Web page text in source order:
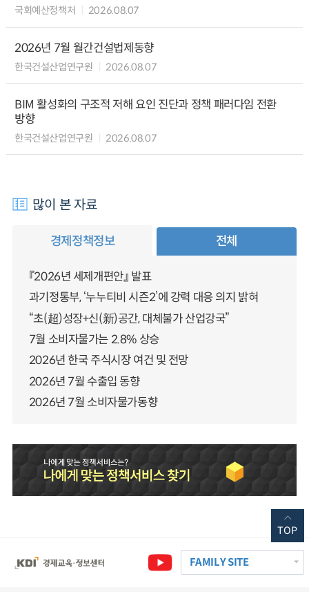
국회예산정책처 2026.08.07
2026년 7월 월간건설법제동향
한국건설산업연구원 2026.08.07
BIM 활성화의 구조적 저해 요인 진단과 정책 패러다임 전환
방향
한국건설산업연구원 2026.08.07
많이 본 자료
경제정책정보 전체
『2026년 세제개편안』 발표
과기정통부, ‘누누티비 시즌2’에 강력 대응 의지 밝혀
“초(超)성장+신(新)공간, 대체불가 산업강국”
7월 소비자물가는 2.8% 상승
2026년 한국 주식시장 여건 및 전망
2026년 7월 수출입 동향
2026년 7월 소비자물가동향
FAMILY SITE
TOP